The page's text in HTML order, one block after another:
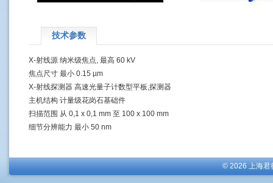
技术参数
X-射线源 纳米级焦点, 最高 60 kV
焦点尺寸 最小 0.15 µm
X-射线探测器 高速光量子计数型平板,探测器
主机结构 计量级花岗石基础件
扫描范围 从 0,1 x 0,1 mm 至 100 x 100 mm
细节分辨能力 最小 50 nm
© 2026 上海